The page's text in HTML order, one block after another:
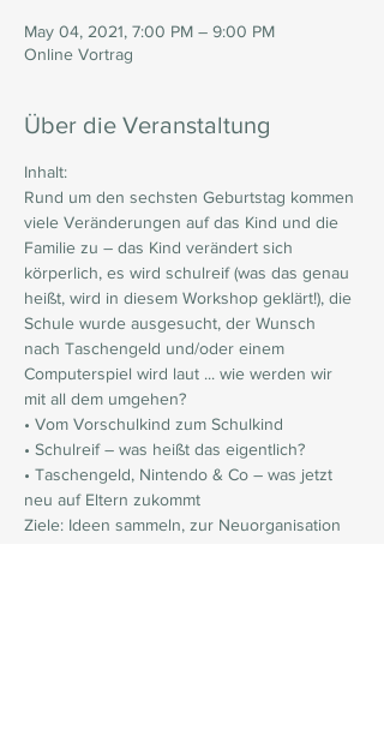
May 04, 2021, 7:00 PM – 9:00 PM
Online Vortrag
Über die Veranstaltung
Inhalt:
Rund um den sechsten Geburtstag kommen
viele Veränderungen auf das Kind und die
Familie zu – das Kind verändert sich
körperlich, es wird schulreif (was das genau
heißt, wird in diesem Workshop geklärt!), die
Schule wurde ausgesucht, der Wunsch
nach Taschengeld und/oder einem
Computerspiel wird laut ... wie werden wir
mit all dem umgehen?
• Vom Vorschulkind zum Schulkind
• Schulreif – was heißt das eigentlich?
• Taschengeld, Nintendo & Co – was jetzt
neu auf Eltern zukommt
Ziele: Ideen sammeln, zur Neuorganisation